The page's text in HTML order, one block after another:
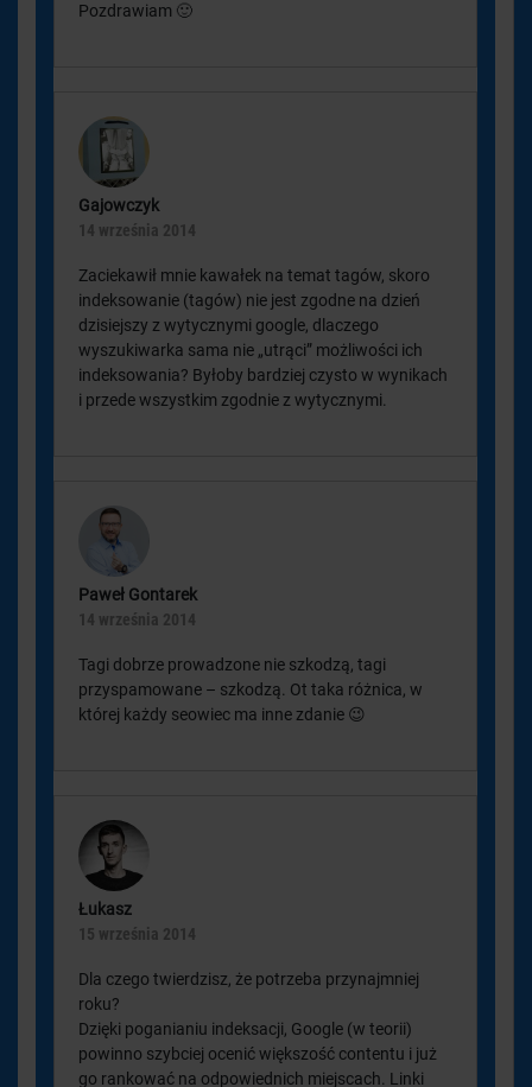
Pozdrawiam 🙂
Gajowczyk
14 września 2014
Zaciekawił mnie kawałek na temat tagów, skoro
indeksowanie (tagów) nie jest zgodne na dzień
dzisiejszy z wytycznymi google, dlaczego
wyszukiwarka sama nie „utrąci” możliwości ich
indeksowania? Byłoby bardziej czysto w wynikach
i przede wszystkim zgodnie z wytycznymi.
Paweł Gontarek
14 września 2014
Tagi dobrze prowadzone nie szkodzą, tagi
przyspamowane – szkodzą. Ot taka różnica, w
której każdy seowiec ma inne zdanie 😉
Łukasz
15 września 2014
Dla czego twierdzisz, że potrzeba przynajmniej
roku?
Dzięki poganianiu indeksacji, Google (w teorii)
powinno szybciej ocenić większość contentu i już
go rankować na odpowiednich miejscach. Linki